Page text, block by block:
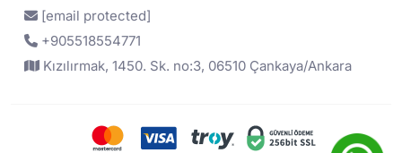
[email protected]
+905518554771
Kızılırmak, 1450. Sk. no:3, 06510 Çankaya/Ankara